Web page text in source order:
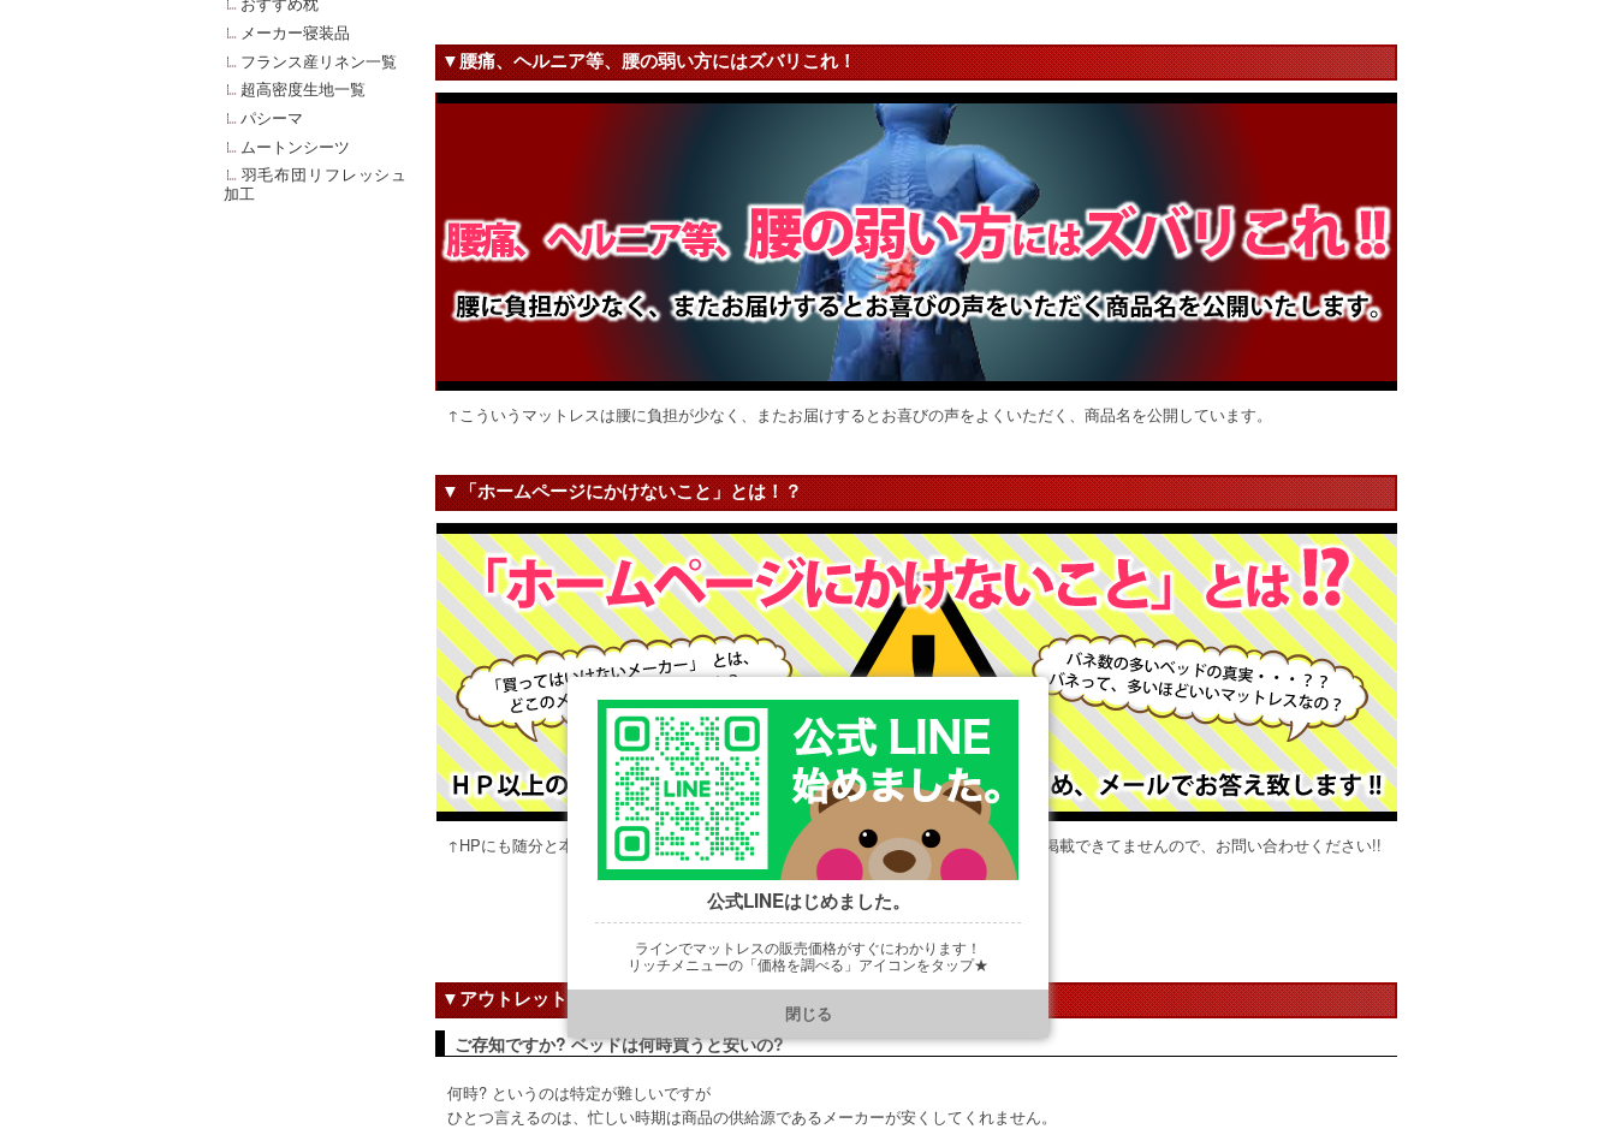
メーカー寝装品
フランス産リネン一覧
超高密度生地一覧
パシーマ
ムートンシーツ
羽毛布団リフレッシュ
加工
▼腰痛、ヘルニア等、腰の弱い方にはズバリこれ！
↑こういうマットレスは腰に負担が少なく、またお届けするとお喜びの声をよくいただく、商品名を公開しています。
▼「ホームページにかけないこと」とは！？
↑HPにも随分と本音を書いておりますが、まだまだ書きたい事、言いたい事の半分も掲載できてませんので、お問い合わせください!!
▼アウトレット品やお買い得品を賢くGET!!
ご存知ですか? ベッドは何時買うと安いの?
何時? というのは特定が難しいですが
ひとつ言えるのは、忙しい時期は商品の供給源であるメーカーが安くしてくれません。
公式LINEはじめました。
ラインでマットレスの販売価格がすぐにわかります！
リッチメニューの「価格を調べる」アイコンをタップ★
https://line.me/R/ti/p/@901ptzjz
閉じる